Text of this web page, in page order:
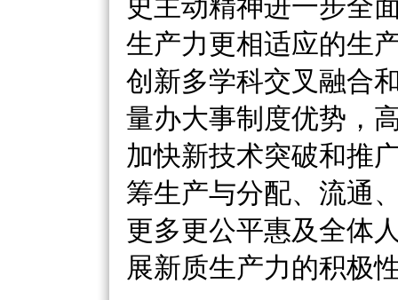
史主动精神进一步全
生产力更相适应的生
创新多学科交叉融合
量办大事制度优势，
加快新技术突破和推
筹生产与分配、流通
更多更公平惠及全体
展新质生产力的积极